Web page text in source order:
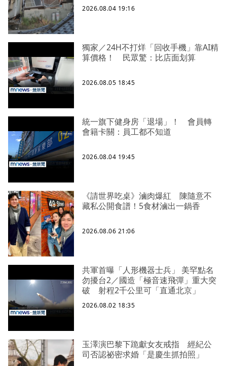
2026.08.04 19:16
獨家／24H不打烊「回收手機」靠AI精
算價格！ 民眾驚：比店面划算
2026.08.05 18:45
統一旗下健身房「退場」！ 會員轉
會籍卡關：員工都不知道
2026.08.04 19:45
《請世界吃桌》滷肉爆紅 陳隨意不
藏私公開食譜！5食材滷出一鍋香
2026.08.06 21:06
共軍首曝「人形機器士兵」 美罕點名
勿擾台2／國造「極音速飛彈」重大突
破 射程2千公里可「直通北京」
2026.08.02 18:35
玉澤演巴黎下跪獻女友戒指 經紀公
司否認祕密求婚「是慶生抓拍照」